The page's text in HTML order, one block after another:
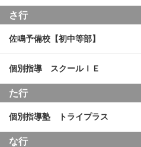
さ行
佐鳴予備校【初中等部】
個別指導 スクールＩＥ
た行
個別指導塾 トライプラス
な行